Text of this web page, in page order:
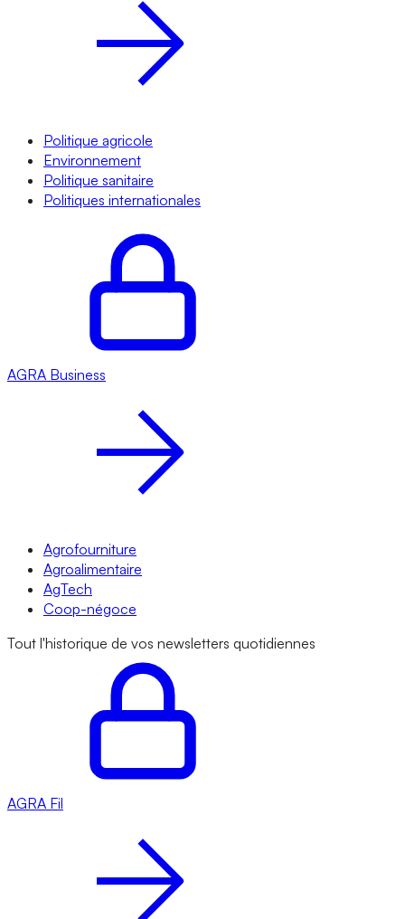
Politique agricole
Environnement
Politique sanitaire
Politiques internationales
AGRA Business
Agrofourniture
Agroalimentaire
AgTech
Coop-négoce
Tout l'historique de vos newsletters quotidiennes
AGRA Fil